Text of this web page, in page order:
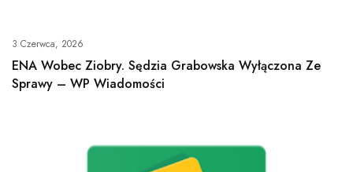
3 Czerwca, 2026
ENA Wobec Ziobry. Sędzia Grabowska Wyłączona Ze
Sprawy – WP Wiadomości